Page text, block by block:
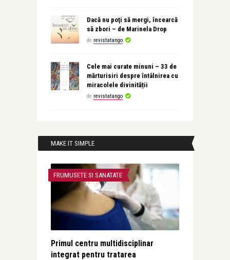
Dacă nu poţi să mergi, încearcă
să zbori – de Marinela Drop
de revistatango
Cele mai curate minuni – 33 de
mărturisiri despre întâlnirea cu
miracolele divinității
de revistatango
MAKE IT SIMPLE
FRUMUSETE SI SANATATE
Primul centru multidisciplinar
integrat pentru tratarea